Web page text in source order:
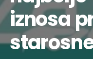
iznosa